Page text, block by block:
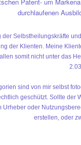
Selbstheilungskräfte
der Klienten. Meine
somit nicht unter das
sind von mir selbst
geschützt. Sollte
oder
erstellen, oder
durchlaufenen